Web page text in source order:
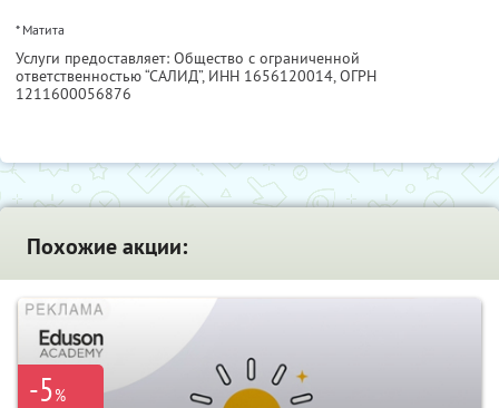
* Матита
Услуги предоставляет: Общество с ограниченной
ответственностью “САЛИД”, ИНН 1656120014, ОГРН
1211600056876
Похожие акции:
-5%